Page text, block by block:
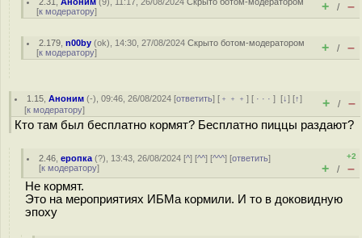
[к модератору] + / –
2.179 ,n00by (ok), 14:30, 27/08/2024Скрыто ботом-модератором
[к модератору] + / –
1.15 ,Аноним (-), 09:46, 26/08/2024 [ответить] [ ﹢﹢﹢] [ · · ·][↓] [↑]
[к модератору] + / –
Кто там был бесплатно кормят? Бесплатно пиццы раздают?
2.46 ,еропка (?), 13:43, 26/08/2024 [^] [^^] [^^^] [ответить]
[к модератору]
+2
+ / –
Не кормят.
Это на мероприятиях ИБМа кормили. И то в доковидную
эпоху